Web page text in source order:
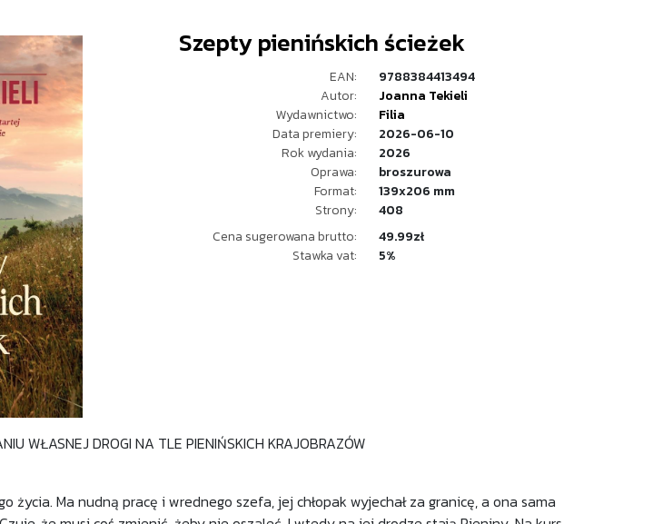
Szepty pienińskich ścieżek
EAN:
9788384413494
Autor:
Joanna Tekieli
Wydawnictwo:
Filia
Data premiery:
2026-06-10
Rok wydania:
2026
Oprawa:
broszurowa
Format:
139x206 mm
Strony:
408
Cena sugerowana brutto:
49.99zł
Stawka vat:
5%
WŁASNEJ DROGI NA TLE PIENIŃSKICH KRAJOBRAZÓW
życia. Ma nudną pracę i wrednego szefa, jej chłopak wyjechał za granicę, a ona sama